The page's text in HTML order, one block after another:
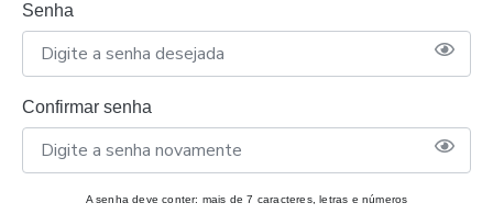
Senha
Confirmar senha
A senha deve conter: mais de 7 caracteres, letras e números